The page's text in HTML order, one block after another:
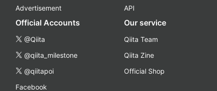
Advertisement
API
Official Accounts
@Qiita
@qiita_milestone
@qiitapoi
Facebook
Our service
Qiita Team
Qiita Zine
Official Shop